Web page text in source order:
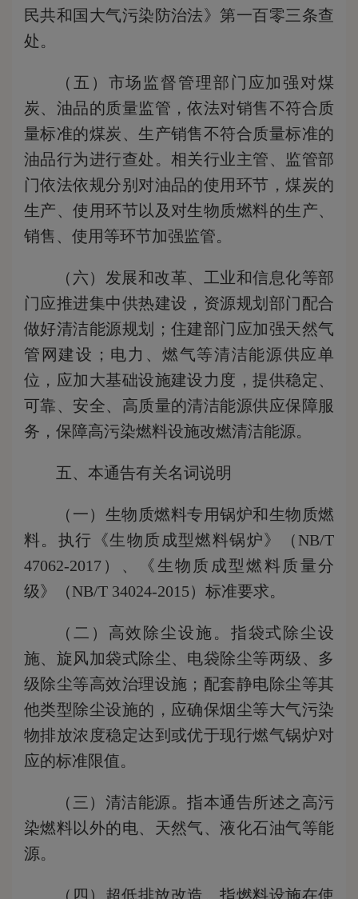
民共和国大气污染防治法》第一百零三条查
处。
（五）市场监督管理部门应加强对煤
炭、油品的质量监管，依法对销售不符合质
量标准的煤炭、生产销售不符合质量标准的
油品行为进行查处。相关行业主管、监管部
门依法依规分别对油品的使用环节，煤炭的
生产、使用环节以及对生物质燃料的生产、
销售、使用等环节加强监管。
（六）发展和改革、工业和信息化等部
门应推进集中供热建设，资源规划部门配合
做好清洁能源规划；住建部门应加强天然气
管网建设；电力、燃气等清洁能源供应单
位，应加大基础设施建设力度，提供稳定、
可靠、安全、高质量的清洁能源供应保障服
务，保障高污染燃料设施改燃清洁能源。
五、本通告有关名词说明
（一）生物质燃料专用锅炉和生物质燃
料。执行《生物质成型燃料锅炉》（NB/T
47062-2017）、《生物质成型燃料质量分
级》（NB/T 34024-2015）标准要求。
（二）高效除尘设施。指袋式除尘设
施、旋风加袋式除尘、电袋除尘等两级、多
级除尘等高效治理设施；配套静电除尘等其
他类型除尘设施的，应确保烟尘等大气污染
物排放浓度稳定达到或优于现行燃气锅炉对
应的标准限值。
（三）清洁能源。指本通告所述之高污
染燃料以外的电、天然气、液化石油气等能
源。
（四）超低排放改造。指燃料设施在使